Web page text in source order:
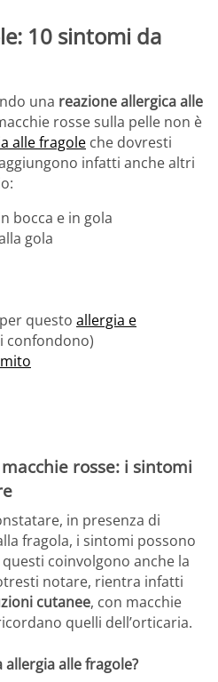
10 sintomi da
una reazione allergica alle
rosse sulla pelle non è
alle fragole che dovresti
infatti anche altri
bocca e in gola
gola
questo allergia e
confondono)
rosse: i sintomi
in presenza di
fragola, i sintomi possono
coinvolgono anche la
notare, rientra infatti
cutanee, con macchie
quelli dell’orticaria.
allergia alle fragole?